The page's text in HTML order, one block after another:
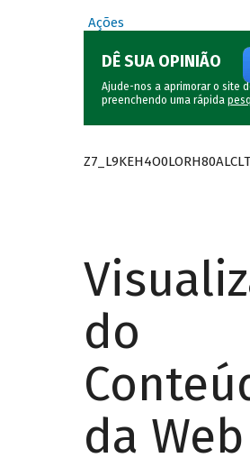
Ações
DÊ SUA OPINIÃO
Ajude-nos a aprimorar o site
preenchendo uma rápida
do
da Web